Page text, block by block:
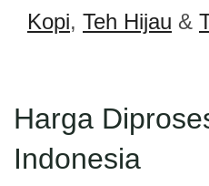
Kopi, Teh Hijau &
Harga
Indonesia